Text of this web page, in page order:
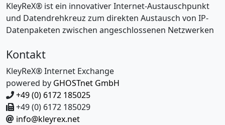
KleyReX® ist ein innovativer Internet-Austauschpunkt
und Datendrehkreuz zum direkten Austausch von IP-
Datenpaketen zwischen angeschlossenen Netzwerken
Kontakt
KleyReX® Internet Exchange
powered by GHOSTnet GmbH
+49 (0) 6172 185025
+49 (0) 6172 185029
info@kleyrex.net